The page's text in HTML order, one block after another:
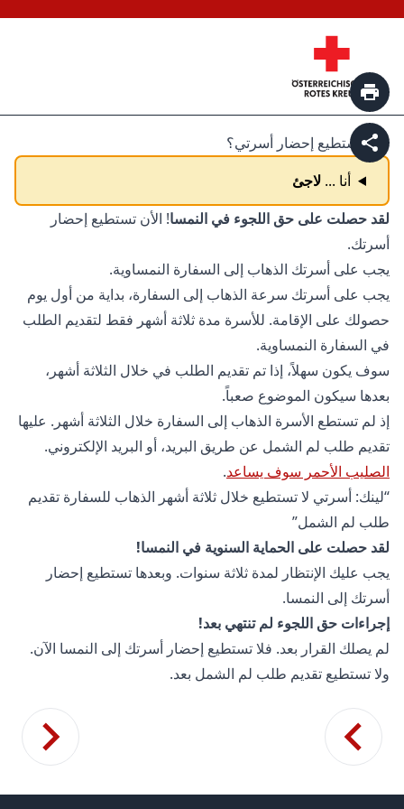
متى أستطيع إحضار أسرتي؟
أنا ... لاجئ
لقد حصلت على حق اللجوء في النمسا! الأن تستطيع إحضار
أسرتك.
يجب على أسرتك الذهاب إلى السفارة النمساوية.
يجب على أسرتك سرعة الذهاب إلى السفارة، بداية من أول يوم
حصولك على الإقامة. للأسرة مدة ثلاثة أشهر فقط لتقديم الطلب
في السفارة النمساوية.
سوف يكون سهلاً، إذا تم تقديم الطلب في خلال الثلاثة أشهر،
بعدها سيكون الموضوع صعباً.
إذ لم تستطع الأسرة الذهاب إلى السفارة خلال الثلاثة أشهر. عليها
تقديم طلب لم الشمل عن طريق البريد، أو البريد الإلكتروني.
الصليب الأحمر سوف يساعد.
“لينك: أسرتي لا تستطيع خلال ثلاثة أشهر الذهاب للسفارة تقديم
طلب لم الشمل”
لقد حصلت على الحماية السنوية في النمسا!
يجب عليك الإنتظار لمدة ثلاثة سنوات. وبعدها تستطيع إحضار
أسرتك إلى النمسا.
إجراءات حق اللجوء لم تنتهي بعد!
لم يصلك القرار بعد. فلا تستطيع إحضار أسرتك إلى النمسا الآن.
ولا تستطيع تقديم طلب لم الشمل بعد.
print page
share page